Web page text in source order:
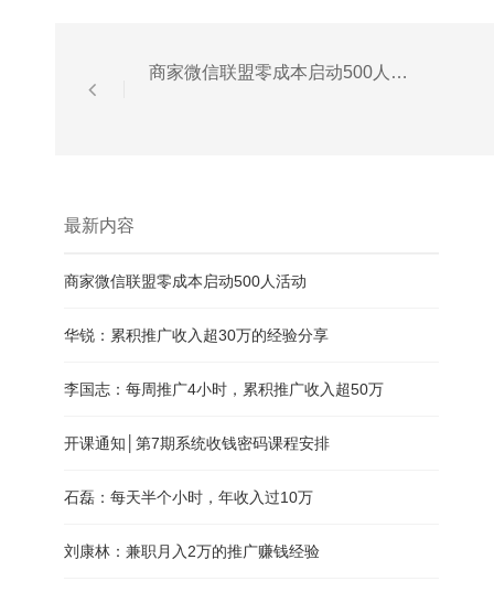
商家微信联盟零成本启动500人活动
最新内容
商家微信联盟零成本启动500人活动
华锐：累积推广收入超30万的经验分享
李国志：每周推广4小时，累积推广收入超50万
开课通知│第7期系统收钱密码课程安排
石磊：每天半个小时，年收入过10万
刘康林：兼职月入2万的推广赚钱经验